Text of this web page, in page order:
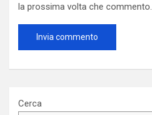
la prossima volta che commento.
Cerca